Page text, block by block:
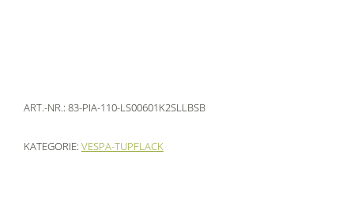
ART.-NR.: 83-PIA-110-LS00601K2SLLBSB
KATEGORIE: VESPA-TUPFLACK